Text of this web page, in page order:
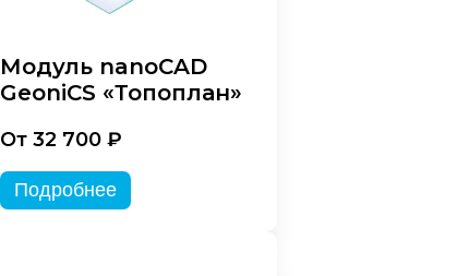
Модуль nanoCAD
GeoniCS «Топоплан»
От 32 700 ₽
Подробнее